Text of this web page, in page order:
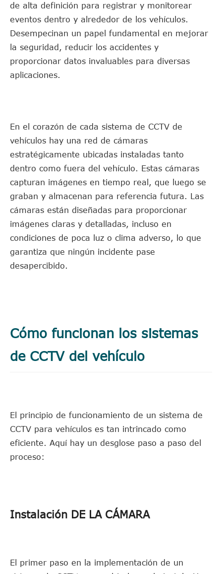
de alta definición para registrar y monitorear
eventos dentro y alrededor de los vehículos.
Desempecinan un papel fundamental en mejorar
la seguridad, reducir los accidentes y
proporcionar datos invaluables para diversas
aplicaciones.
En el corazón de cada sistema de CCTV de
vehículos hay una red de cámaras
estratégicamente ubicadas instaladas tanto
dentro como fuera del vehículo. Estas cámaras
capturan imágenes en tiempo real, que luego se
graban y almacenan para referencia futura. Las
cámaras están diseñadas para proporcionar
imágenes claras y detalladas, incluso en
condiciones de poca luz o clima adverso, lo que
garantiza que ningún incidente pase
desapercibido.
Cómo funcionan los sistemas
de CCTV del vehículo
El principio de funcionamiento de un sistema de
CCTV para vehículos es tan intrincado como
eficiente. Aquí hay un desglose paso a paso del
proceso:
Instalación DE LA CÁMARA
El primer paso en la implementación de un